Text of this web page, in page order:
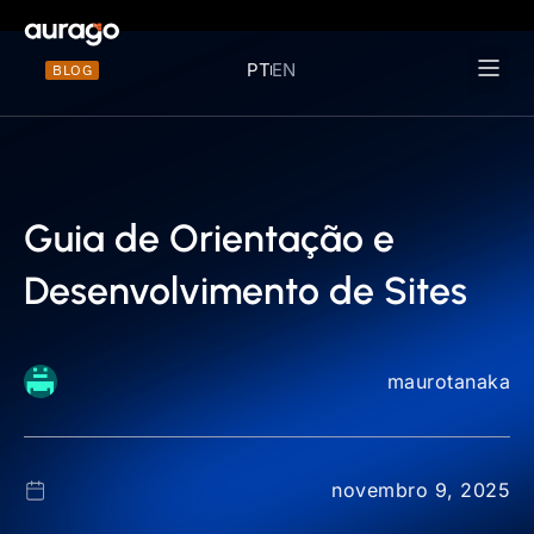
BLOG PTEN
Guia de Orientação e
Desenvolvimento de Sites
maurotanaka
novembro 9, 2025